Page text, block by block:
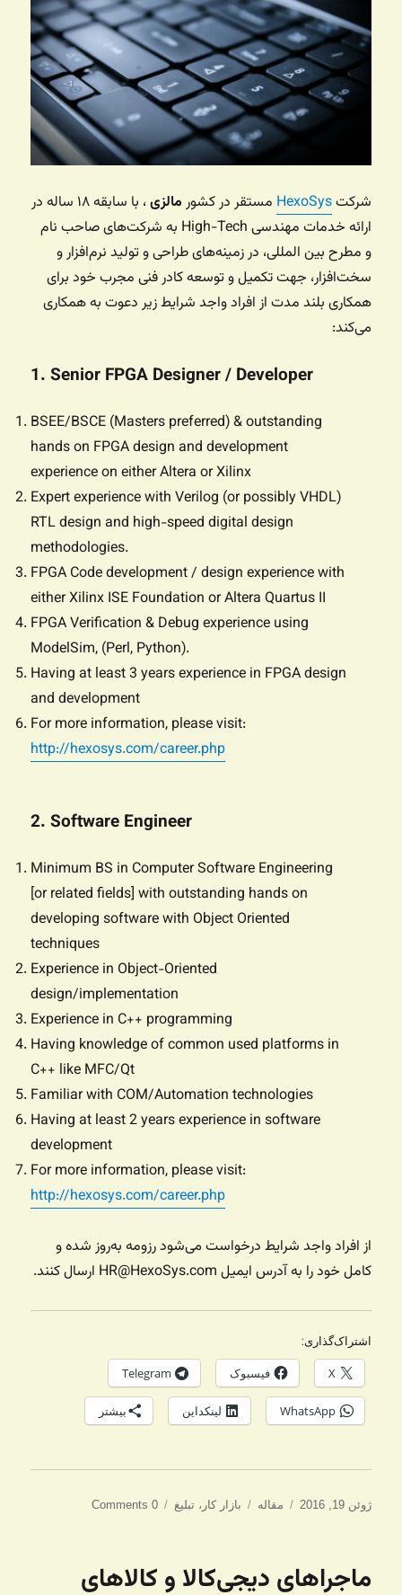
شرکتHexoSys مستقر در کشور مالزی
، با سابقه ۱۸ ساله در
ارائه خدمات مهندسی High-Tech به شرکت‌های صاحب نام
و مطرح بین المللی، در زمینه‌های طراحی و تولید نرم‌افزار و
سخت‌افزار، جهت تکمیل و توسعه کادر فنی مجرب خود برای
همکاری بلند مدت از افراد واجد شرایط زیر دعوت به همکاری
می‌کند:
1. Senior FPGA Designer / Developer
BSEE/BSCE (Masters preferred) & outstanding
hands on FPGA design and development
experience on either Altera or Xilinx
Expert experience with Verilog (or possibly VHDL)
RTL design and high-speed digital design
methodologies.
FPGA Code development / design experience with
either Xilinx ISE Foundation or Altera Quartus II
FPGA Verification & Debug experience using
ModelSim, (Perl, Python).
Having at least 3 years experience in FPGA design
and development
For more information, please visit:
http://hexosys.com/career.php
2. Software Engineer
Minimum BS in Computer Software Engineering
[or related fields] with outstanding hands on
developing software with Object Oriented
techniques
Experience in Object-Oriented
design/implementation
Experience in C++ programming
Having knowledge of common used platforms in
C++ like MFC/Qt
Familiar with COM/Automation technologies
Having at least 2 years experience in software
development
For more information, please visit:
http://hexosys.com/career.php
از افراد واجد شرایط درخواست می‌شود رزومه به‌روز شده و
کامل خود را به آدرس ایمیل HR@HexoSys.com ارسال کنند.
اشتراک‌گذاری:
X فیسبوک Telegram
WhatsApp لینکداین بیشتر
ارسال
ژوئن 19, 2016 دسته‌ها
مقاله برچسب‌ها
بازار کار ، تبلیغ 0 Comments
ماجراهای دیجی‌کالا و کالاهای